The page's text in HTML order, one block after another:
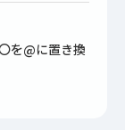
@に置き換